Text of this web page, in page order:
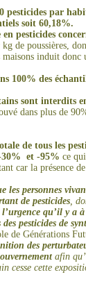
pesticides par
soit 60,18%.
pesticides concer
de poussières,
maisons induit
100% des
sont interdits
dans plus de
de tous les
30% et -95% ce
car la présence
les personnes
de pesticides,
qu’il y a
pesticides de
de Générations
des
nement afin
cesse cette